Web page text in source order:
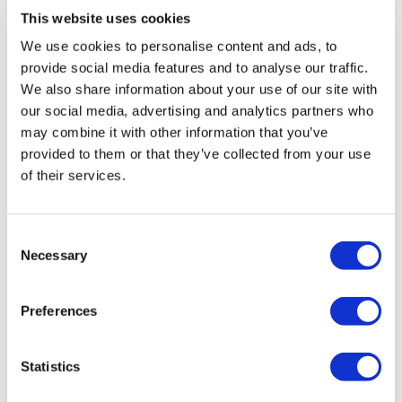
This website uses cookies
We use cookies to personalise content and ads, to
provide social media features and to analyse our traffic.
We also share information about your use of our site with
our social media, advertising and analytics partners who
may combine it with other information that you’ve
provided to them or that they’ve collected from your use
of their services.
Selection
Necessary
Preferences
Statistics
Stratford-upon-Avon, luogo di nascita di William Shakespeare e
sede di una grande varietà di architettura Tudor.
Sedetevi e rifocillatevi in un tradizionale pub inglese e godetevi un
pranzo di Natalecon tutti i contorni, che vi preparerà al meglio per
le attività del pomeriggio.
Esplora la terra natale del Bardo con un tour a piedi nella città
tetto di paglia e gli splendidi giardini.